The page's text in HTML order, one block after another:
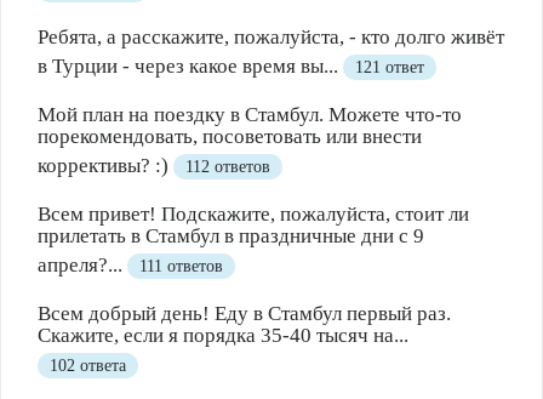
Ребята, а расскажите, пожалуйста, - кто долго живёт
в Турции - через какое время вы...
121 ответ
Мой план на поездку в Стамбул. Можете что-то
порекомендовать, посоветовать или внести
коррективы? :)
112 ответов
Всем привет! Подскажите, пожалуйста, стоит ли
прилетать в Стамбул в праздничные дни с 9
апреля?...
111 ответов
Всем добрый день! Еду в Стамбул первый раз.
Скажите, если я порядка 35-40 тысяч на...
102 ответа